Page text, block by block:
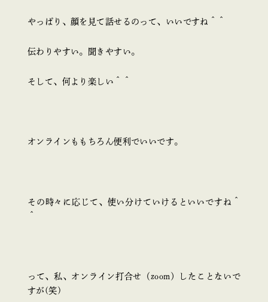
やっぱり、顔を見て話せるのって、いいですね＾＾
伝わりやすい。聞きやすい。
そして、何より楽しい＾＾
オンラインももちろん便利でいいです。
その時々に応じて、使い分けていけるといいですね＾
って、私、オンライン打合せ（zoom）したことないで
すが(笑)